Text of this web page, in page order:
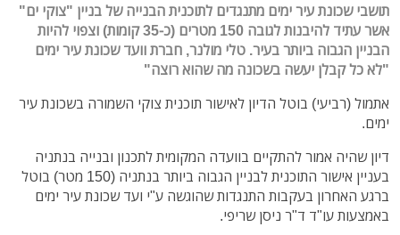
תושבי שכונת עיר ימים מתנגדים לתוכנית הבנייה של בניין "צוקי ים"
אשר עתיד להיבנות לגובה 150 מטרים (כ-35 קומות)
וצפוי להיות
הבניין הגבוה ביותר בעיר. טלי מולנר, חברת וועד שכונת עיר ימים
"לא כל קבלן יעשה בשכונה מה שהוא רוצה"
אתמול (רביעי) בוטל הדיון לאישור תוכנית צוקי השמורה בשכונת עיר
ימים.
דיון שהיה אמור להתקיים בוועדה המקומית לתכנון ובנייה בנתניה
בעניין אישור התוכנית לבניין הגבוה ביותר בנתניה (150 מטר) בוטל
ברגע האחרון בעקבות התנגדות שהוגשה ע"י ועד שכונת עיר ימים
באמצעות עו"ד ד"ר ניסן שריפי.